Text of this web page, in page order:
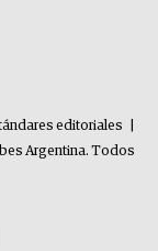
editoriales
Argentina. Todos